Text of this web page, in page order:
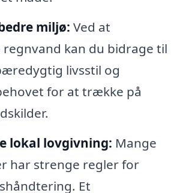
miljø: Ved at
kan du bidrage til
livsstil og
for at trække på
lokal lovgivning: Mange
har strenge regler for
Et